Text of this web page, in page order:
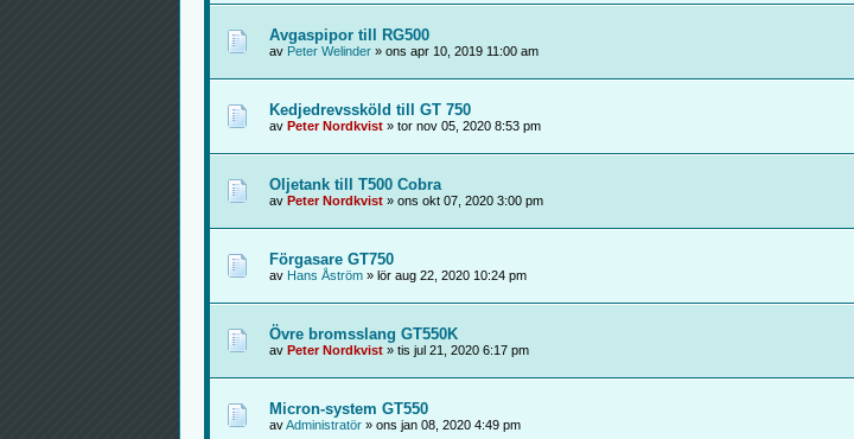
Avgaspipor till RG500
av Peter Welinder» ons apr 10, 2019 11:00 am
Kedjedrevssköld till GT 750
av Peter Nordkvist» tor nov 05, 2020 8:53 pm
Oljetank till T500 Cobra
av Peter Nordkvist» ons okt 07, 2020 3:00 pm
Förgasare GT750
av Hans Åström» lör aug 22, 2020 10:24 pm
Övre bromsslang GT550K
av Peter Nordkvist» tis jul 21, 2020 6:17 pm
Micron-system GT550
avAdministratör» ons jan 08, 2020 4:49 pm